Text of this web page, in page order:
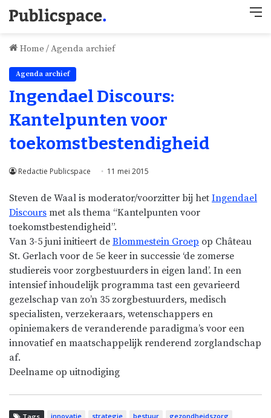
Home /Agenda archief
Agenda archief
Ingendael Discours:
Kantelpunten voor
toekomstbestendigheid
Redactie Publicspace 11 mei 2015
Steven de Waal is moderator/voorzitter bij het Ingendael
Discours met als thema “Kantelpunten voor
toekomstbestendigheid”.
Van 3-5 juni initieert de Blommestein Groep op Château
St. Gerlach voor de 5e keer in successie ‘de zomerse
studiereis voor zorgbestuurders in eigen land’. In een
intensief inhoudelijk programma tast een gevarieerd
gezelschap van zo’n 35 zorgbestuurders, medisch
specialisten, verzekeraars, wetenschappers en
opiniemakers de veranderende paradigma’s voor een
innovatief en maatschappelijk renderend zorglandschap
af.
Deelname op uitnodiging
innovatie strategie bestuur gezondheidszorg